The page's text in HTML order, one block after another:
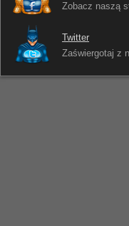
Zobacz naszą
Twitter
Zaświergotaj z